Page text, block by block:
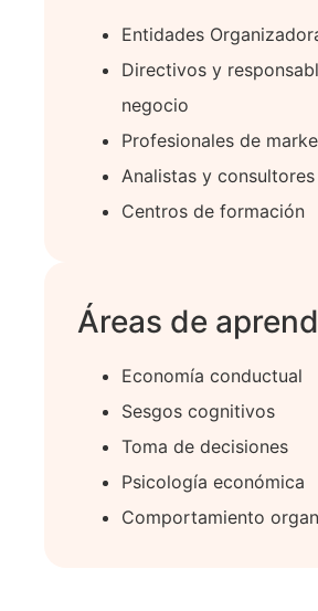
Entidades
Directivos y
negocio
Profesionales de
Analistas y consultores
Centros de formación
Áreas de
Economía conductual
Sesgos cognitivos
Toma de decisiones
Psicología económica
Comportamiento